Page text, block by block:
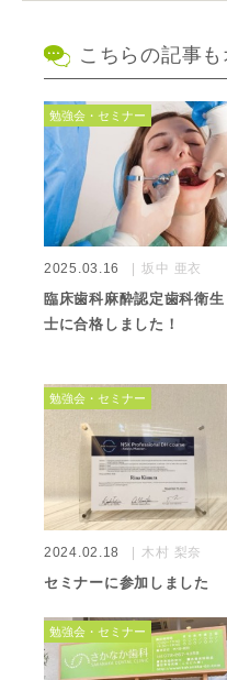
こちらの記事
勉強会・セミナー
2025.03.16 坂中 亜衣
臨床歯科麻酔認定歯科衛生
士に合格しました！
勉強会・セミナー
2024.02.18 木村 梨奈
セミナーに参加しました
勉強会・セミナー